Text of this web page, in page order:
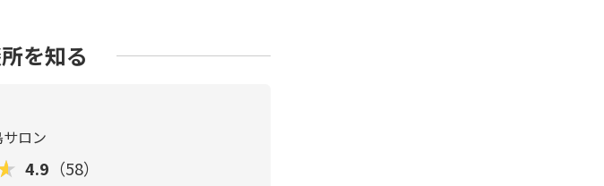
を知る
ロン
4.9 （58）